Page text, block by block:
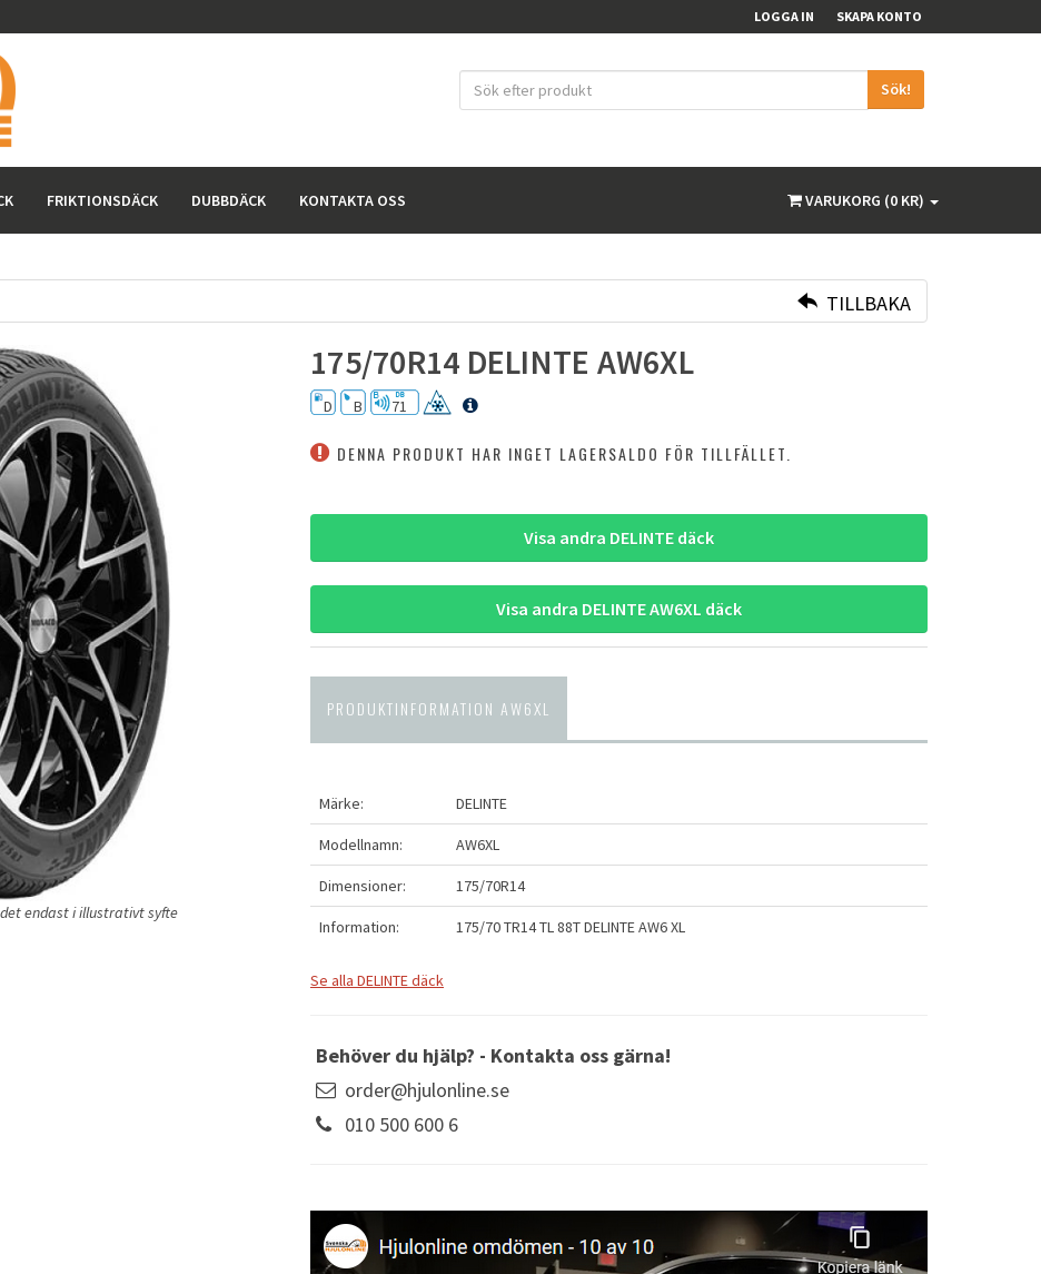
LOGGA IN SKAPA KONTO
Sök!
VARUKORG (0 KR)
FRIKTIONSDÄCK DUBBDÄCK KONTAKTA OSS
TILLBAKA
endast i illustrativt syfte
175/70R14 DELINTE AW6XL
D B 71
DENNA PRODUKT HAR INGET LAGERSALDO FÖR TILLFÄLLET.
Visa andra DELINTE däck
Visa andra DELINTE AW6XL däck
PRODUKTINFORMATION AW6XL
Märke: DELINTE
Modellnamn: AW6XL
Dimensioner: 175/70R14
Information: 175/70 TR14 TL 88T DELINTE AW6 XL
Se alla DELINTE däck
Behöver du hjälp? - Kontakta oss gärna!
order@hjulonline.se
010 500 600 6